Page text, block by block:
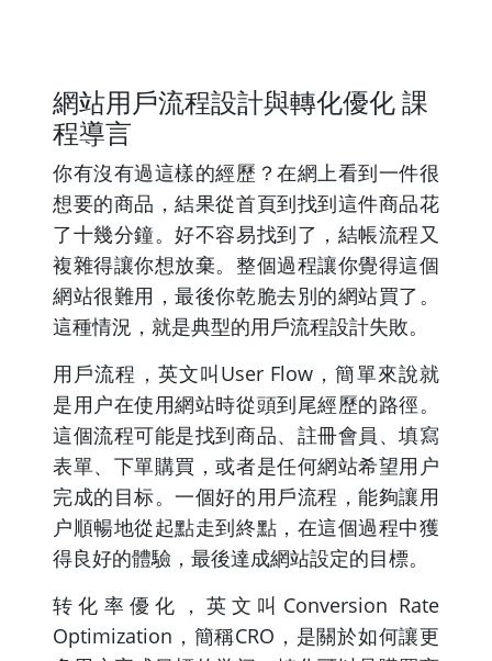
網站用戶流程設計與轉化優化 課
程導言
你有沒有過這樣的經歷？在網上看到一件很
想要的商品，結果從首頁到找到這件商品花
了十幾分鐘。好不容易找到了，結帳流程又
複雜得讓你想放棄。整個過程讓你覺得這個
網站很難用，最後你乾脆去別的網站買了。
這種情況，就是典型的用戶流程設計失敗。
用戶流程，英文叫User Flow，簡單來說就
是用户在使用網站時從頭到尾經歷的路徑。
這個流程可能是找到商品、註冊會員、填寫
表單、下單購買，或者是任何網站希望用户
完成的目标。一個好的用戶流程，能夠讓用
户順暢地從起點走到終點，在這個過程中獲
得良好的體驗，最後達成網站設定的目標。
转化率優化，英文叫Conversion Rate
Optimization，簡稱CRO，是關於如何讓更